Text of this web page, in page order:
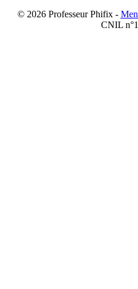
© 2026 Professeur Phifix -
CNIL